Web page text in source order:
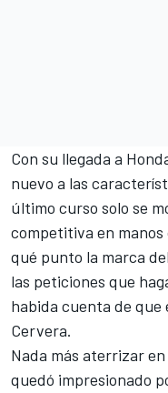
Con su llegada a
nuevo a las
último curso solo se
competitiva en manos
qué punto la marca
las peticiones que
habida cuenta de que
Cervera.
Nada más aterrizar
quedó impresionado